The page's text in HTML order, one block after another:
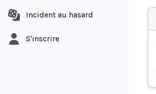
Incident au hasard
S'inscrire